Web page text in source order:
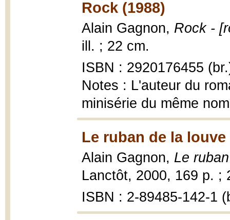
Rock (1988)
Alain Gagnon, Rock -
ill. ; 22 cm.
ISBN : 2920176455
Notes : L'auteur du
minisérie du même
Le ruban de la louve
Alain Gagnon, Le
Lanctôt, 2000, 169 p. ;
ISBN : 2-89485-142-1